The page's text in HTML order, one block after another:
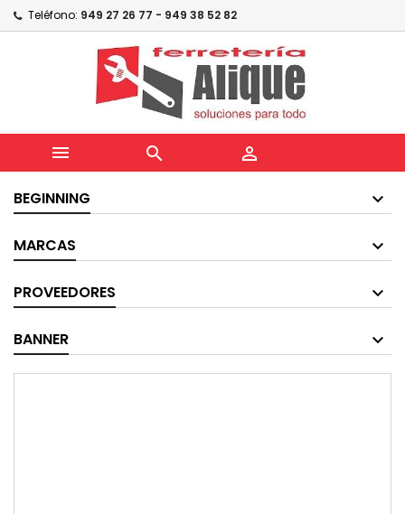
Teléfono: 949 27 26 77 - 949 38 52 82
  
BEGINNING
MARCAS
PROVEEDORES
BANNER